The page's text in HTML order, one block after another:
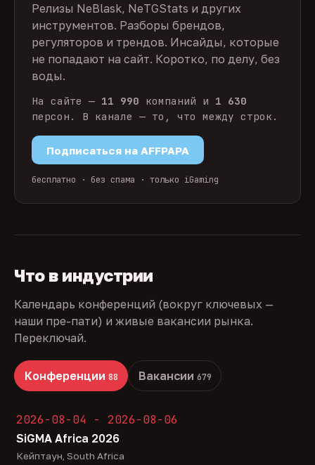
Релизы NeBlask, NeTGStats и других
инструментов. Разборы брендов,
регуляторов и трендов. Инсайды, которые
не попадают на сайт. Коротко, по делу, без
воды.
На сайте — 11 990 компаний и 1 630
персон. В канале — то, что между строк.
Подписаться на AFFPAPA
бесплатно · без спама · только iGaming
Что в индустрии
Календарь конференций (вокруг ключевых —
наши пре-пати) и живые вакансии рынка.
Переключай.
Конференции 88 Вакансии 679
2026-08-04 - 2026-08-06
SiGMA Africa 2026
Кейптаун, South Africa